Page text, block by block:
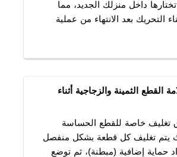
تختارها داخل منزلك الجديد، مما
التحريك بعد الانتهاء من عملية
الثمينة والزجاجية أثناء
تغليف خاصة للقطع الحساسة
يتم تغليف كل قطعة بشكل منفصل
حماية إضافية (مبطنة)، ثم توضع